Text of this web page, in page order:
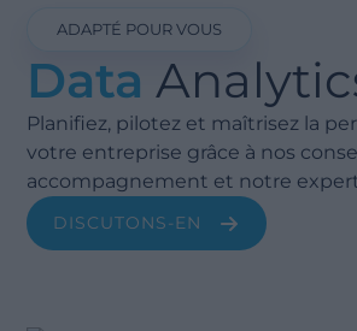
ADAPTÉ POUR VOUS
Data
Planifiez, pilotez et maîtrisez la
votre entreprise grâce à nos
accompagnement et notre
DISCUTONS-EN